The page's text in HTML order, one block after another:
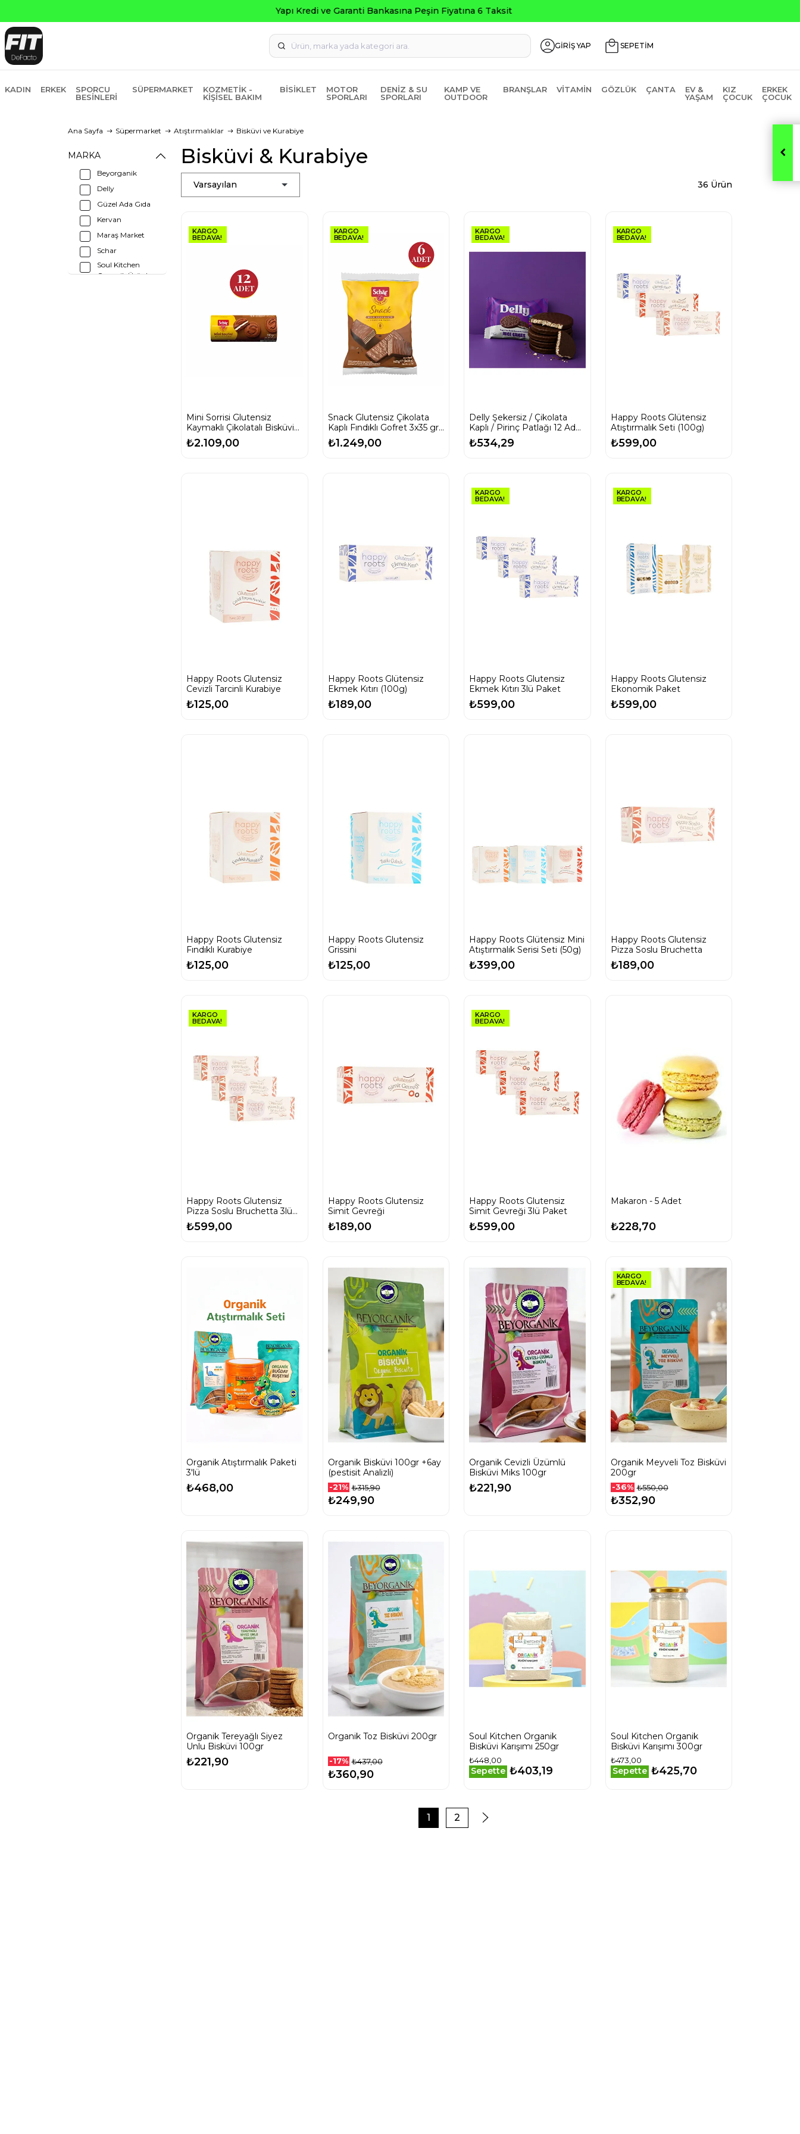
Seçili Ürünlerde ₺2000 Üzeri ₺200 İndirim Kodu: AGUSTOS200
GİRİŞ YAP SEPETİM
KADIN ERKEK
SPORCU
BESINLERI
SÜPERMARKET
KOZMETIK -
KIŞISEL BAKIM
BISIKLET
MOTOR
SPORLARI
DENIZ & SU
SPORLARI
KAMP VE
OUTDOOR
BRANŞLAR VITAMIN GÖZLÜK ÇANTA
EV &
YAŞAM
KIZ
ÇOCUK
ERKEK
ÇOCUK
Ana Sayfa Süpermarket Atıştırmalıklar Bisküvi ve Kurabiye
MARKA
Beyorganik
Delly
Güzel Ada Gıda
Kervan
Maraş Market
Schar
Soul Kitchen
Organik Ürünler
Bisküvi & Kurabiye
Varsayılan 36 Ürün
KARGO
BEDAVA!
Mini Sorrisi Glutensiz
Kaymaklı Çikolatalı Bisküvi
100 gr (12 ADET)
₺2.109,00
KARGO
BEDAVA!
Snack Glutensiz Çikolata
Kaplı Fındıklı Gofret 3x35 gr
(6 ADET)
₺1.249,00
KARGO
BEDAVA!
Delly Şekersiz / Çikolata
Kaplı / Pirinç Patlağı 12 Adet
X 37 g
₺534,29
KARGO
BEDAVA!
Happy Roots Glütensiz
Atıştırmalık Seti (100g)
₺599,00
Happy Roots Glutensiz
Cevizli Tarcinli Kurabiye
₺125,00
Happy Roots Glütensiz
Ekmek Kıtırı (100g)
₺189,00
KARGO
BEDAVA!
Happy Roots Glutensiz
Ekmek Kıtırı 3lü Paket
₺599,00
KARGO
BEDAVA!
Happy Roots Glutensiz
Ekonomik Paket
₺599,00
Happy Roots Glutensiz
Fındıklı Kurabiye
₺125,00
Happy Roots Glutensiz
Grissini
₺125,00
Happy Roots Glütensiz Mini
Atıştırmalık Serisi Seti (50g)
₺399,00
Happy Roots Glutensiz
Pizza Soslu Bruchetta
₺189,00
KARGO
BEDAVA!
Happy Roots Glutensiz
Pizza Soslu Bruchetta 3lü
Paket
₺599,00
Happy Roots Glutensiz
Simit Gevreği
₺189,00
KARGO
BEDAVA!
Happy Roots Glutensiz
Simit Gevreği 3lü Paket
₺599,00
Makaron - 5 Adet
₺228,70
Organik Atıştırmalık Paketi
3'lü
₺468,00
Organik Bisküvi 100gr +6ay
(pestisit Analizli)
-21% ₺315,90
₺249,90
Organik Cevizli Üzümlü
Bisküvi Miks 100gr
₺221,90
KARGO
BEDAVA!
Organik Meyveli Toz Bisküvi
200gr
-36% ₺550,00
₺352,90
Organik Tereyağlı Siyez
Unlu Bisküvi 100gr
₺221,90
Organik Toz Bisküvi 200gr
-17% ₺437,00
₺360,90
Soul Kitchen Organik
Bisküvi Karışımı 250gr
₺448,00
Sepette ₺403,19
Soul Kitchen Organik
Bisküvi Karışımı 300gr
₺473,00
Sepette ₺425,70
1 2